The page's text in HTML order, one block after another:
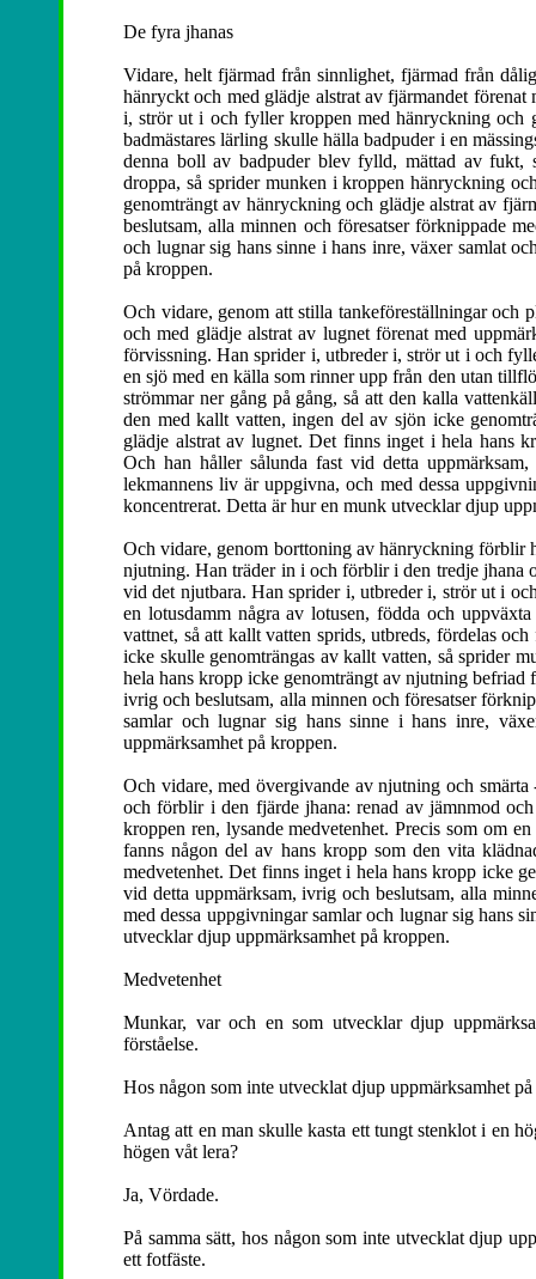
De fyra jhanas
Vidare, helt fjärmad från sinnlighet, fjärmad från
hänryckt och med glädje alstrat av fjärmandet
i, strör ut i och fyller kroppen med hänryckning och
badmästares lärling skulle hälla badpuder i en
denna boll av badpuder blev fylld, mättad av
droppa, så sprider munken i kroppen hänryckning
genomträngt av hänryckning och glädje alstrat av
beslutsam, alla minnen och föresatser förknippade
och lugnar sig hans sinne i hans inre, växer samlat
på kroppen.
Och vidare, genom att stilla tankeföreställningar och
och med glädje alstrat av lugnet förenat med
förvissning. Han sprider i, utbreder i, strör ut i och
en sjö med en källa som rinner upp från den utan
strömmar ner gång på gång, så att den kalla
den med kallt vatten, ingen del av sjön icke
glädje alstrat av lugnet. Det finns inget i hela hans
Och han håller sålunda fast vid detta
lekmannens liv är uppgivna, och med dessa
koncentrerat. Detta är hur en munk utvecklar djup
Och vidare, genom borttoning av hänryckning förblir
njutning. Han träder in i och förblir i den tredje jhana
vid det njutbara. Han sprider i, utbreder i, strör ut i
en lotusdamm några av lotusen, födda och
vattnet, så att kallt vatten sprids, utbreds, fördelas
icke skulle genomträngas av kallt vatten, så sprider
hela hans kropp icke genomträngt av njutning
ivrig och beslutsam, alla minnen och föresatser
samlar och lugnar sig hans sinne i hans inre,
uppmärksamhet på kroppen.
Och vidare, med övergivande av njutning och
och förblir i den fjärde jhana: renad av jämnmod
kroppen ren, lysande medvetenhet. Precis som om
fanns någon del av hans kropp som den vita
medvetenhet. Det finns inget i hela hans kropp icke
vid detta uppmärksam, ivrig och beslutsam, alla
med dessa uppgivningar samlar och lugnar sig hans
utvecklar djup uppmärksamhet på kroppen.
Medvetenhet
Munkar, var och en som utvecklar djup
förståelse.
Hos någon som inte utvecklat djup uppmärksamhet
Antag att en man skulle kasta ett tungt stenklot i en
högen våt lera?
Ja, Vördade.
På samma sätt, hos någon som inte utvecklat djup
ett fotfäste.